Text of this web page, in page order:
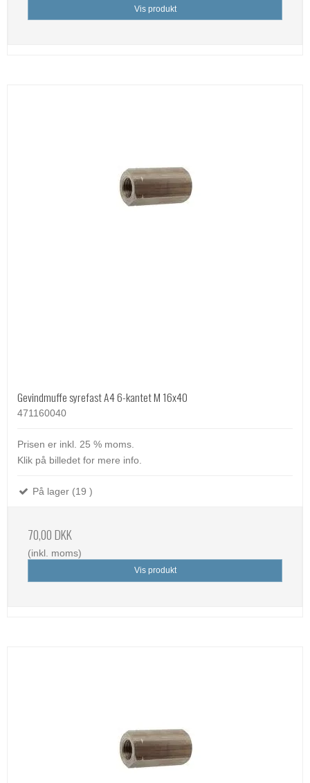
Vis produkt
Gevindmuffe syrefast A4 6-kantet M 16x40
471160040
Prisen er inkl. 25 % moms.
Klik på billedet for mere info.
På lager (19 )
70,00 DKK
(inkl. moms)
Vis produkt